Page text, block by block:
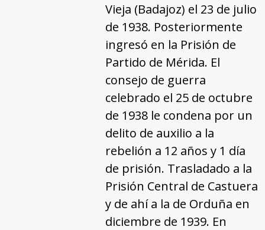
Vieja (Badajoz) el 23 de julio
de 1938. Posteriormente
ingresó en la Prisión de
Partido de Mérida. El
consejo de guerra
celebrado el 25 de octubre
de 1938 le condena por un
delito de auxilio a la
rebelión a 12 años y 1 día
de prisión. Trasladado a la
Prisión Central de Castuera
y de ahí a la de Orduña en
diciembre de 1939. En